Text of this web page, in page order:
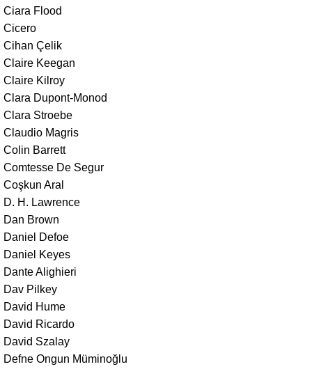
Ciara Flood
Cicero
Cihan Çelik
Claire Keegan
Claire Kilroy
Clara Dupont-Monod
Clara Stroebe
Claudio Magris
Colin Barrett
Comtesse De Segur
Coşkun Aral
D. H. Lawrence
Dan Brown
Daniel Defoe
Daniel Keyes
Dante Alighieri
Dav Pilkey
David Hume
David Ricardo
David Szalay
Defne Ongun Müminoğlu